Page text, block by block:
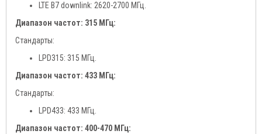
LTE B7 downlink: 2620-2700 МГц.
Диапазон частот: 315 МГц:
Стандарты:
LPD315: 315 МГц.
Диапазон частот: 433 МГц:
Стандарты:
LPD433: 433 МГц.
Диапазон частот: 400-470 МГц: